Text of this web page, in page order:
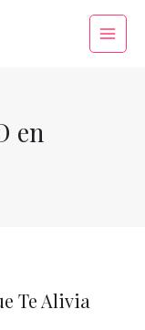
Main
en
Te Alivia